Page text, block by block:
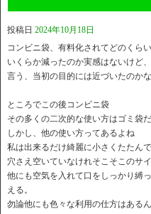
投稿日 2024年10月18日
コンビニ袋、有料化されてどのくら
いくらか減ったのか実感はないけど
言う、当初の目的には近づいたのか
ところでこの後コンビニ袋
その多くの二次的な使い方はゴミ袋
しかし、他の使い方ってあるよね
私は出来るだけ綺麗に小さくたたん
穴さえ空いていなけれそこそこのサ
他にも空気を入れて口をしっかり縛
える。
勿論他にも色々な利用の仕方はある